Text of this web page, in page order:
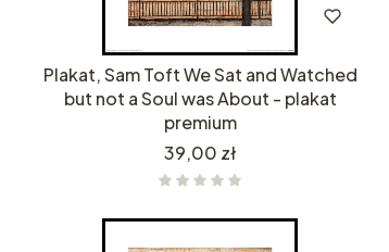
Plakat, Sam Toft We Sat and Watched
but not a Soul was About - plakat
premium
Cena
39,00 zł